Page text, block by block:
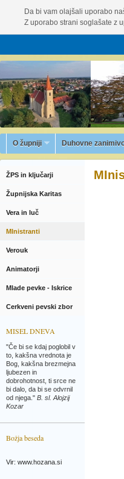
Da bi vam olajšali uporabo
Z uporabo strani soglašate z
O župniji Duhovne
ŽPS in ključarji
Župnijska Karitas
Vera in luč
MInistranti
Verouk
Animatorji
Mlade pevke - Iskrice
Cerkveni pevski zbor
MISEL DNEVA
"Če bi se kdaj poglobil v
to, kakšna vrednota je
Bog, kakšna brezmejna
ljubezen in
dobrohotnost, ti srce ne
bi dalo, da bi se odvrnil
od njega." B. sl. Alojzij
Kozar
Božja beseda
Vir: www.hozana.si